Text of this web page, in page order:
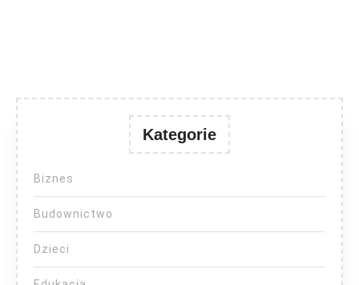
Kategorie
Biznes
Budownictwo
Dzieci